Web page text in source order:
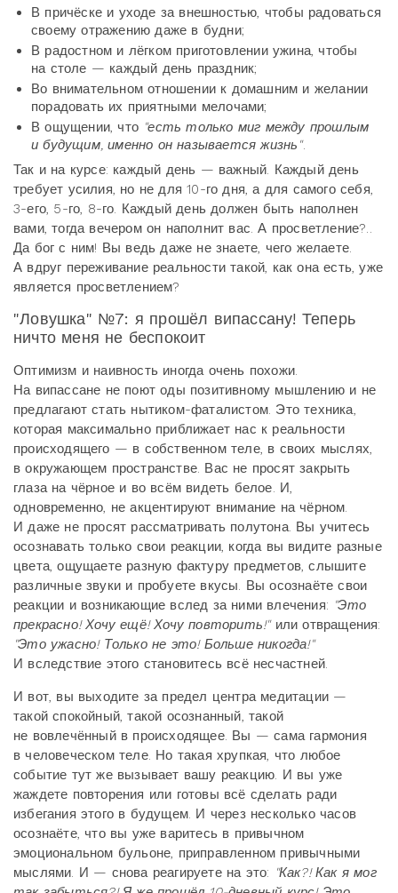
В причёске и уходе за внешностью, чтобы радоваться
своему отражению даже в будни;
В радостном и лёгком приготовлении ужина, чтобы
на столе — каждый день праздник;
Во внимательном отношении к домашним и желании
порадовать их приятными мелочами;
В ощущении, что "есть только миг между прошлым
и будущим, именно он называется жизнь".
Так и на курсе: каждый день — важный. Каждый день
требует усилия, но не для 10-го дня, а для самого себя,
3-его, 5-го, 8-го. Каждый день должен быть наполнен
вами, тогда вечером он наполнит вас. А просветление?..
Да бог с ним! Вы ведь даже не знаете, чего желаете.
А вдруг переживание реальности такой, как она есть, уже
является просветлением?
"Ловушка" №7: я прошёл випассану! Теперь
ничто меня не беспокоит
Оптимизм и наивность иногда очень похожи.
На випассане не поют оды позитивному мышлению и не
предлагают стать нытиком-фаталистом. Это техника,
которая максимально приближает нас к реальности
происходящего — в собственном теле, в своих мыслях,
в окружающем пространстве. Вас не просят закрыть
глаза на чёрное и во всём видеть белое. И,
одновременно, не акцентируют внимание на чёрном.
И даже не просят рассматривать полутона. Вы учитесь
осознавать только свои реакции, когда вы видите разные
цвета, ощущаете разную фактуру предметов, слышите
различные звуки и пробуете вкусы. Вы осознаёте свои
реакции и возникающие вслед за ними влечения: "Это
прекрасно! Хочу ещё! Хочу повторить!"или отвращения:
"Это ужасно! Только не это! Больше никогда!"
И вследствие этого становитесь всё несчастней.
И вот, вы выходите за предел центра медитации —
такой спокойный, такой осознанный, такой
не вовлечённый в происходящее. Вы — сама гармония
в человеческом теле. Но такая хрупкая, что любое
событие тут же вызывает вашу реакцию. И вы уже
жаждете повторения или готовы всё сделать ради
избегания этого в будущем. И через несколько часов
осознаёте, что вы уже варитесь в привычном
эмоциональном бульоне, приправленном привычными
мыслями. И — снова реагируете на это: "Как?! Как я мог